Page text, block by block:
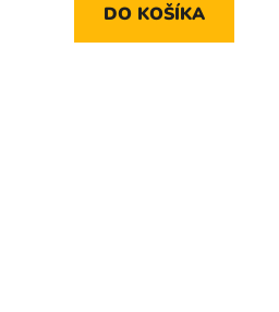
DO KOŠÍKA